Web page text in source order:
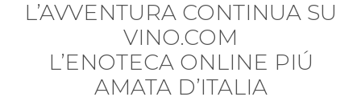
L’AVVENTURA CONTINUA SU
VINO.COM
L’ENOTECA ONLINE PIÚ
AMATA D’ITALIA